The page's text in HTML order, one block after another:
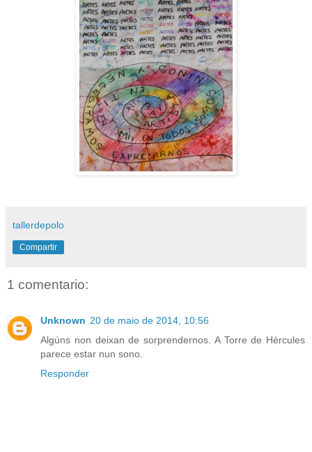
tallerdepolo
Compartir
1 comentario:
Unknown 20 de maio de 2014, 10:56
Algúns non deixan de sorprendernos. A Torre de Hércules
parece estar nun sono.
Responder